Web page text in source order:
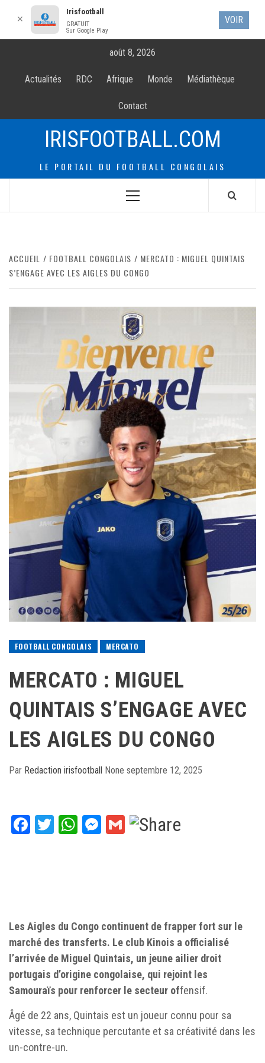
contenur
août 8, 2026
Actualités RDC Afrique Monde Médiathèque
Contact
IRISFOOTBALL.COM
LE PORTAIL DU FOOTBALL CONGOLAIS
Menu
ACCUEIL FOOTBALL CONGOLAIS
MERCATO : MIGUEL QUINTAIS
S’ENGAGE AVEC LES AIGLES DU CONGO
FOOTBALL CONGOLAIS MERCATO
MERCATO : MIGUEL
QUINTAIS S’ENGAGE AVEC
LES AIGLES DU CONGO
Par Redaction irisfootball None septembre 12, 2025
Facebook
TwitterWhatsApp
Messenger
Gmail
Les Aigles du Congo continuent de frapper fort sur le
marché des transferts. Le club Kinois a officialisé
l’arrivée de Miguel Quintais, un jeune ailier droit
portugais d’origine congolaise, qui rejoint les
Samouraïs pour renforcer le secteur offensif.
Âgé de 22 ans, Quintais est un joueur connu pour sa
vitesse, sa technique percutante et sa créativité dans les
un-contre-un.
✕
Irisfootball
GRATUIT
Sur Google Play
VOIR